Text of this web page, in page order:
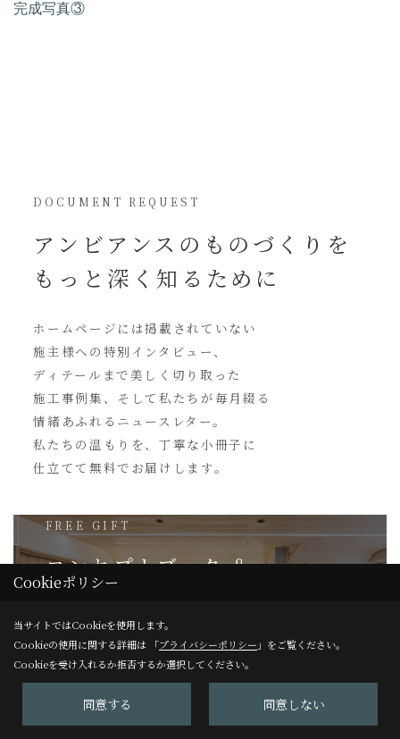
完成写真③
DOCUMENT REQUEST
アンビアンスの ものづくりを
もっと深く知るために
ホームページには掲載されていない
施主様への特別インタビュー、
ディテールまで美しく切り取った
施工事例集、そして私たちが毎月綴る
情緒あふれるニュースレター。
私たちの温もりを、丁寧な小冊子に
仕立てて無料でお届けします。
FREE GIFT
コンセプトブック ＆
ニュースレターを
無料プレゼントを取り寄せる
Cookieポリシー
当サイトではCookieを使用します。
Cookieの使用に関する詳細は 「プライバシーポリシー 」をご覧ください。
Cookieを受け入れるか拒否するか選択してください。
同意する 同意しない